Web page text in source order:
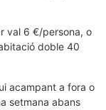
val 6 €/persona, o
doble 40
acampant a fora o
setmana abans